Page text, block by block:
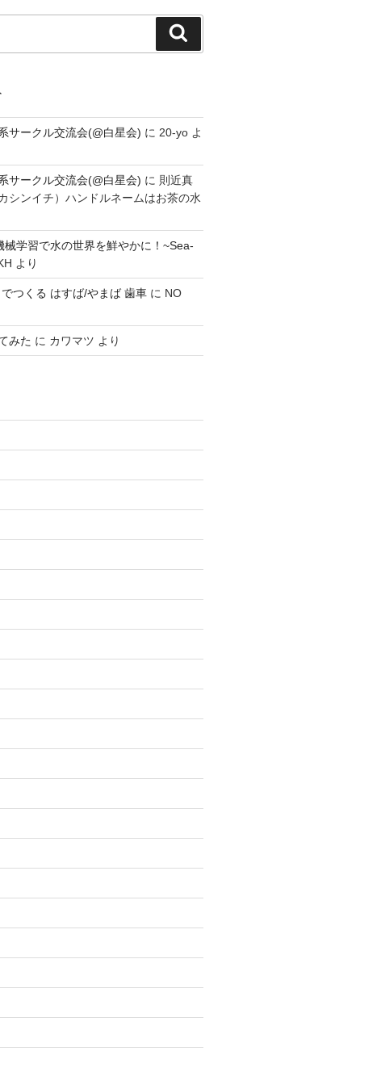
索
サークル交流会(@白星会) に 20-yoよ
サークル交流会(@白星会) に 則近真
シンイチ）ハンドルネームはお茶の水
械学習で水の世界を鮮やかに！~Sea-
より
つくる はすば/やまば 歯車に NO
みた に カワマツ より